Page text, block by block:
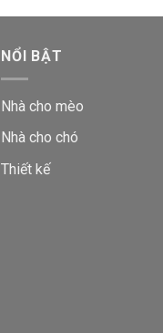
NỔI BẬT
Nhà cho mèo
Nhà cho chó
Thiết kế